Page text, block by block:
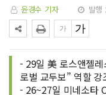
윤경수 기자 발
- 29일 美 로스앤젤
로벌 교두보” 역할 강
- 26~27일 미네소타